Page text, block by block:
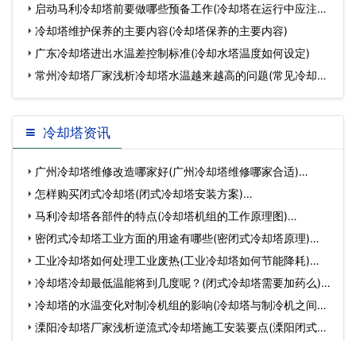
哪 启动马利冷却塔前要做哪些预备工作(冷却塔在运行中应注意
哪 冷却塔维护保养的主要内容(冷却塔保养的主要内容)
广东冷却塔进出水温差控制标准(冷却水塔温度如何设定)
常州冷却塔厂家浅析冷却塔水温越来越高的问题(常见冷却塔
设
冷却塔资讯
广州冷却塔维修改造哪家好(广州冷却塔维修哪家合适)…
怎样购买闭式冷却塔(闭式冷却塔安装方案)…
马利冷却塔各部件的特点(冷却塔机组的工作原理图)…
密闭式冷却塔工业方面的用途有哪些(密闭式冷却塔原理)…
工业冷却塔如何处理工业废热(工业冷却塔如何节能降耗)…
冷却塔冷却最低温能将到几度呢？(闭式冷却塔需要加药么)…
冷却塔的水温变化对制冷机组的影响(冷却塔与制冷机之间的
关…溧阳冷却塔厂家浅析逆流式冷却塔施工安装要点(溧阳闭式冷